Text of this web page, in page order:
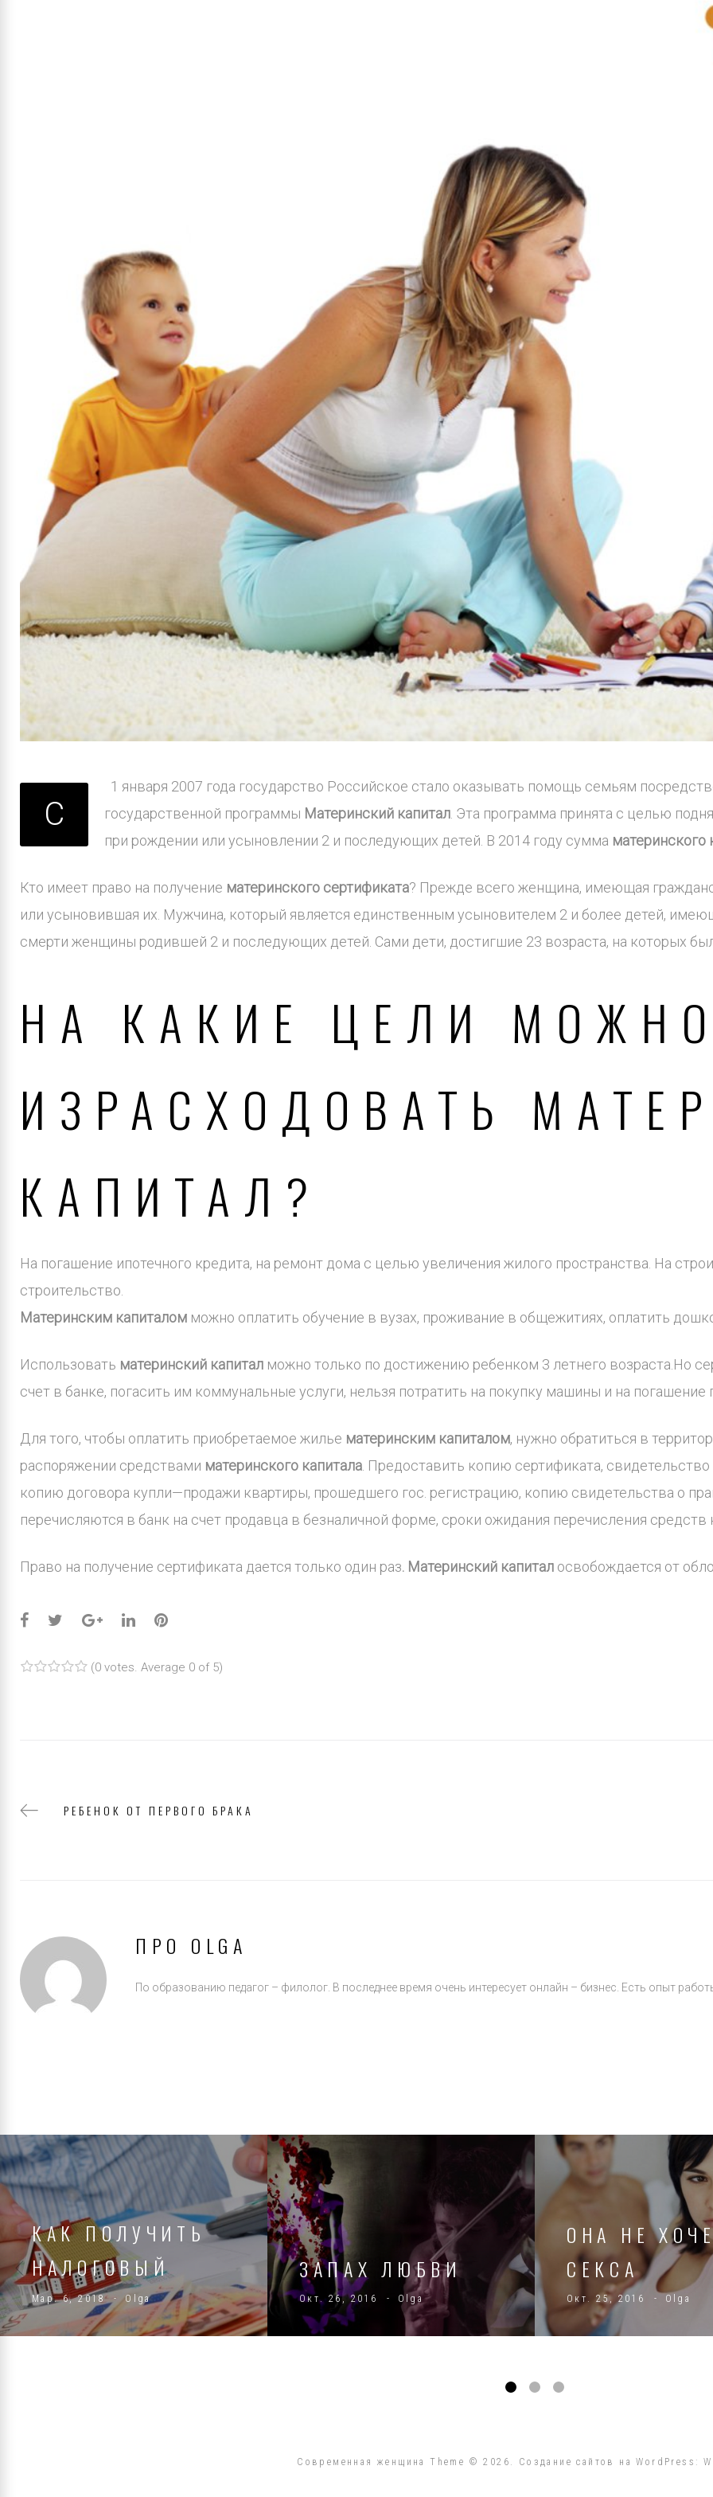
С
1 января 2007 года государство Российское стало оказывать помощь семьям
государственной программы Материнский капитал . Эта программа принята с целью
при рождении или усыновлении 2 и последующих детей. В 2014 году сумма материнского
Кто имеет право на получение материнского сертификата? Прежде всего женщина, имеющая
или усыновившая их. Мужчина, который является единственным усыновителем 2 и более детей,
смерти женщины родившей 2 и последующих детей. Сами дети, достигшие 23 возраста, на которых
НА КАКИЕ ЦЕЛИ
ИЗРАСХОДОВАТЬ
КАПИТАЛ?
На погашение ипотечного кредита, на ремонт дома с целью увеличения жилого пространства. На
строительство.
Материнским капиталом можно оплатить обучение в вузах, проживание в общежитиях, оплатить
Использовать материнский капитал можно только по достижению ребенком 3 летнего возраста.Но
счет в банке, погасить им коммунальные услуги, нельзя потратить на покупку машины и на погашение
Для того, чтобы оплатить приобретаемое жилье материнским капиталом, нужно обратиться в
распоряжении средствами материнского капитала . Предоставить копию сертификата,
копию договора купли—продажи квартиры, прошедшего гос. регистрацию, копию свидетельства о
перечисляются в банк на счет продавца в безналичной форме, сроки ожидания перечисления
Право на получение сертификата дается только один раз. Материнский капитал освобождается от
Facebook
TwitterGoogle+LinkedInPinterest
(0 votes . Average 0 of 5)
ПО
ЗАПИСЯМ
РЕБЕНОК ОТ ПЕРВОГО БРАКА
ПРО OLGA
По образованию педагог – филолог. В последнее время очень интересует онлайн – бизнес. Есть опыт
КАК ПОЛУЧИТЬ
НАЛОГОВЫЙ
ВЫЧЕТ П…
Мар. 6, 2018 Olga
ЗАПАХ ЛЮБВИ
Окт. 26, 2016 Olga
ОНА НЕ
СЕКСА
Окт. 25, 2016 Olga
Современная женщина Theme © 2026. Создание сайтов на WordPress: